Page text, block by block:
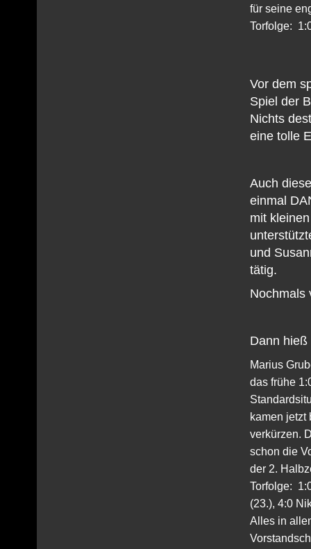
für seine
Torfolge:
Vor dem
Spiel der
Nichts
eine tolle
Auch
einmal
mit
und
tätig.
Nochmals
Dann
Marius
das frühe
kamen jetzt
verkürzen.
schon die
der 2.
Torfolge:
(23.), 4:0
Alles in